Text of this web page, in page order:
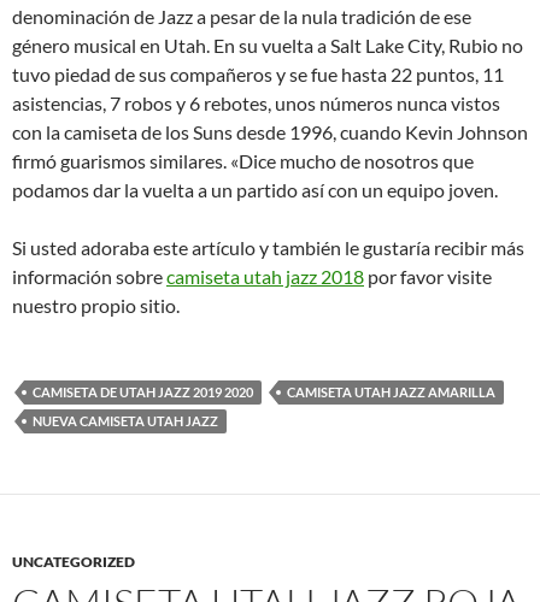
denominación de Jazz a pesar de la nula tradición de ese
género musical en Utah. En su vuelta a Salt Lake City, Rubio no
tuvo piedad de sus compañeros y se fue hasta 22 puntos, 11
asistencias, 7 robos y 6 rebotes, unos números nunca vistos
con la camiseta de los Suns desde 1996, cuando Kevin Johnson
firmó guarismos similares. «Dice mucho de nosotros que
podamos dar la vuelta a un partido así con un equipo joven.
Si usted adoraba este artículo y también le gustaría recibir más
información sobrecamiseta utah jazz 2018 por favor visite
nuestro propio sitio.
CAMISETA DE UTAH JAZZ 2019 2020
CAMISETA UTAH JAZZ AMARILLA
NUEVA CAMISETA UTAH JAZZ
UNCATEGORIZED